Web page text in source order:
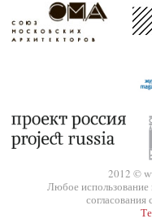
2012 ©
Любое использование
согласования